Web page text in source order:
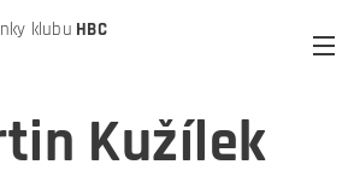
klubu HBC
Kužílek